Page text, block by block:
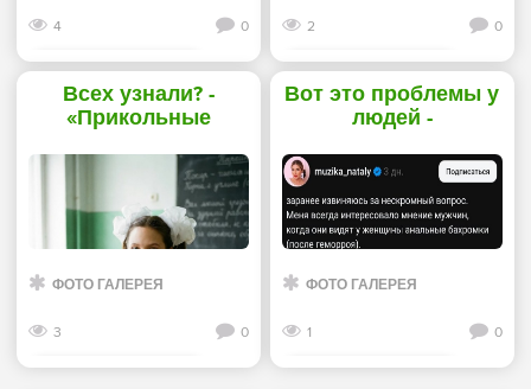
4 0
Смотреть дальше
2 0
Смотреть дальше
Всех узнали? -
«Прикольные
ФОТО ГАЛЕРЕЯ
3 0
Вот это проблемы у
людей -
картинки»
ФОТО ГАЛЕРЕЯ
1 0